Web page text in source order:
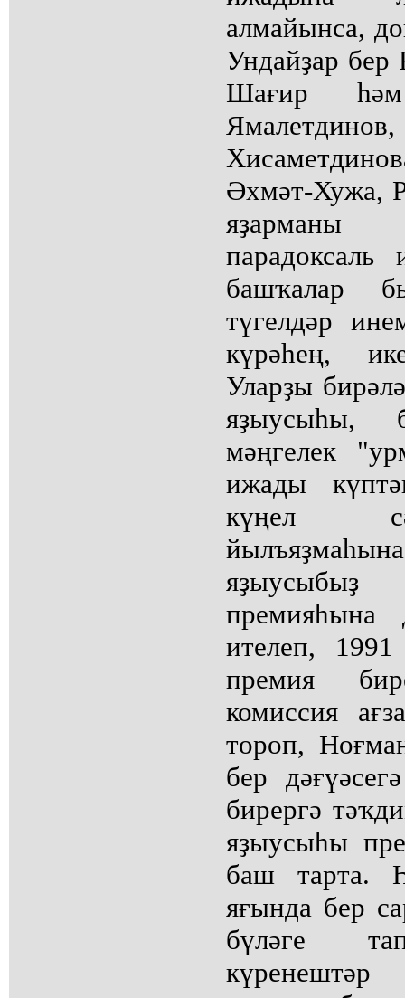
алмайынса,
Ундайҙар бер
Шағир
Әхмәт-Хужа,
яҙарманы
башҡалар
түгелдәр
күрәһең,
Уларҙы
яҙыусыһы,
мәңгелек
ижады
күңел
премияһына
ителеп,
премия
комиссия
тороп,
бер
бирергә
яҙыусыһы
баш тарта.
яғында бер
бүләге